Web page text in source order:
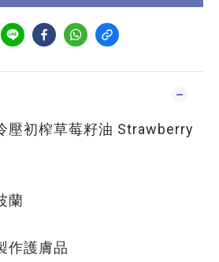
榨草莓籽油 Strawberry
蘭
護膚品